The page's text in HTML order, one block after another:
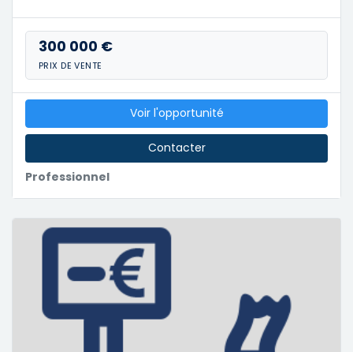
300 000 €
PRIX DE VENTE
Professionnel
Voir l'opportunité
Contacter